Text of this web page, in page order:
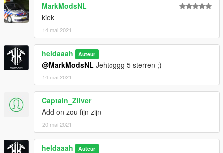
MarkModsNL
kiek
14 mai 2021
heldaaah Auteur
@MarkModsNL Jehtoggg 5 sterren ;)
14 mai 2021
Captain_Zilver
Add on zou fijn zijn
20 mai 2021
heldaaah Auteur